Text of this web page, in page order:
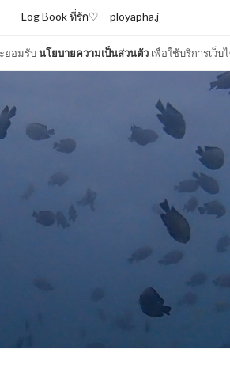
ยอมรับนโยบายความเป็นส่วนตัว เพื่อใช้บริการเว็บ
Log Book ที่รัก♡ – ployapha.j